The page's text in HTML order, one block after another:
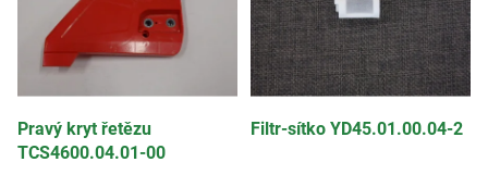
ů
o
d
u
Pravý kryt řetězu
TCS4600.04.01-00
Filtr-sítko YD45.01.00.04-2